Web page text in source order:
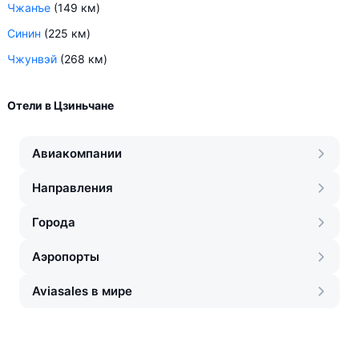
Чжанъе (149 км)
Синин (225 км)
Чжунвэй (268 км)
Отели в Цзиньчане
Авиакомпании
Направления
Города
Аэропорты
Aviasales в мире